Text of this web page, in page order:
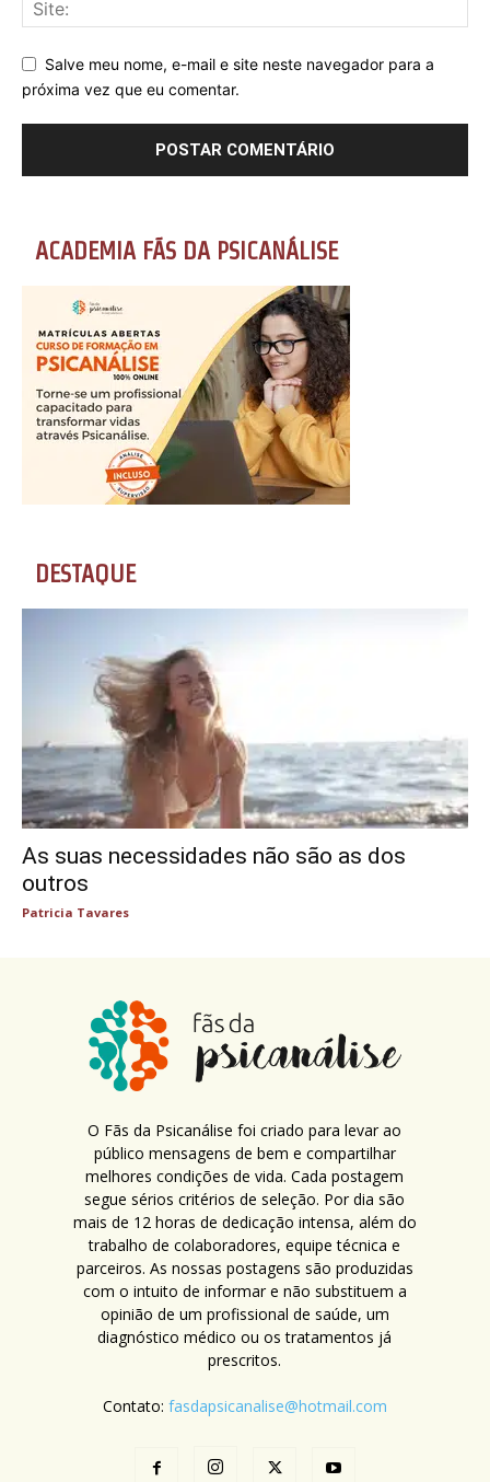
Salve meu nome, e-mail e site neste navegador para a
próxima vez que eu comentar.
ACADEMIA FÃS DA PSICANÁLISE
DESTAQUE
As suas necessidades não são as dos
outros
Patricia Tavares
O Fãs da Psicanálise foi criado para levar ao
público mensagens de bem e compartilhar
melhores condições de vida. Cada postagem
segue sérios critérios de seleção. Por dia são
mais de 12 horas de dedicação intensa, além do
trabalho de colaboradores, equipe técnica e
parceiros. As nossas postagens são produzidas
com o intuito de informar e não substituem a
opinião de um profissional de saúde, um
diagnóstico médico ou os tratamentos já
prescritos.
Contato: fasdapsicanalise@hotmail.com